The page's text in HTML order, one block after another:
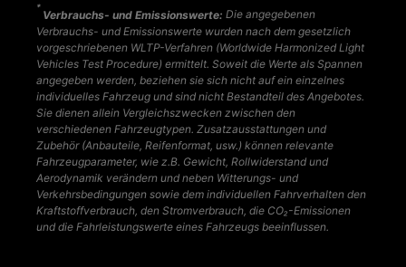
*
Verbrauchs- und Emissionswerte: Die angegebenen
Verbrauchs- und Emissionswerte wurden nach dem gesetzlich
vorgeschriebenen WLTP-Verfahren (Worldwide Harmonized Light
Vehicles Test Procedure) ermittelt. Soweit die Werte als Spannen
angegeben werden, beziehen sie sich nicht auf ein einzelnes
individuelles Fahrzeug und sind nicht Bestandteil des Angebotes.
Sie dienen allein Vergleichszwecken zwischen den
verschiedenen Fahrzeugtypen. Zusatzausstattungen und
Zubehör (Anbauteile, Reifenformat, usw.) können relevante
Fahrzeugparameter, wie z.B. Gewicht, Rollwiderstand und
Aerodynamik verändern und neben Witterungs- und
Verkehrsbedingungen sowie dem individuellen Fahrverhalten den
Kraftstoffverbrauch, den Stromverbrauch, die CO₂-Emissionen
und die Fahrleistungswerte eines Fahrzeugs beeinflussen.